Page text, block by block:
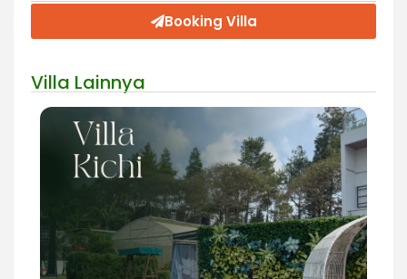
Booking Villa
Villa Lainnya